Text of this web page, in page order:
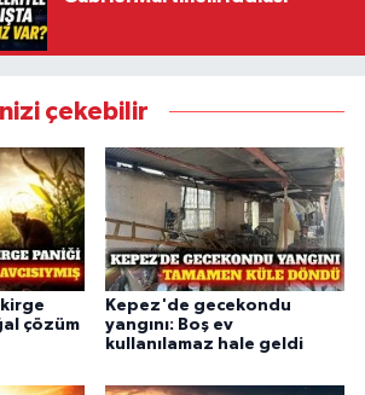
çekebilir
çözüm
Kepez'de gecekondu
yangını: Boş ev
kullanılamaz hale geldi